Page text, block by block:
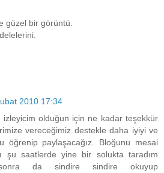
güzel bir görüntü.
2010 17:34
izleyicim olduğun için ne kadar teşekkür
vereceğimiz destekle daha iyiyi ve
öğrenip paylaşacağız. Bloğunu mesai
şu saatlerde yine bir solukta taradım
da sindire sindire okuyup